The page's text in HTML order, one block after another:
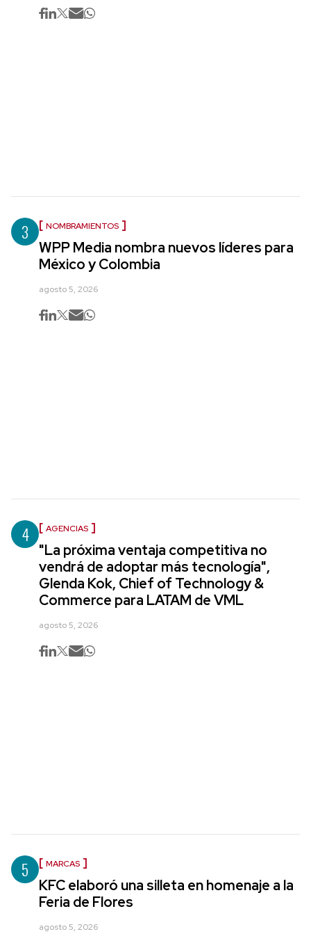
3 NOMBRAMIENTOS
WPP Media nombra nuevos líderes para
México y Colombia
agosto 5, 2026
4 AGENCIAS
"La próxima ventaja competitiva no
vendrá de adoptar más tecnología",
Glenda Kok, Chief of Technology &
Commerce para LATAM de VML
agosto 5, 2026
5 MARCAS
KFC elaboró una silleta en homenaje a la
Feria de Flores
agosto 5, 2026